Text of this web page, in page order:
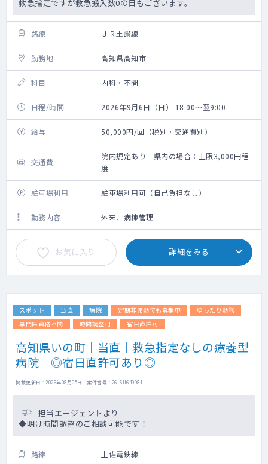
救急指定ですが救急搬入数0の日もございます。
路線 ＪＲ土讃線
勤務地 高知県高知市
科目 内科・不問
日程/時間 2026年9月6日（日） 18:00～翌9:00
給与 50,000円/回（税別・交通費別）
交通費
院内規定あり 県内の場合：上限3,000円程
度
駐車場利用 駐車場利用可（自己負担なし）
勤務内容 外来、病棟管理
お気に入り 詳細をみる
スポット 当直 病院 定期非常勤でも募集中
ゆったり勤務
専門医資格不問
時間調整可 宿日直許可
高知県いの町｜当直｜救急指定なしの療養型
病院 ◎宿日直許可あり◎
掲載更新日 : 2026年08月05日 案件番号 : 26-SU649981
担当エージェントより
◆明け時間調整のご相談可能です！
路線 土佐電鉄線